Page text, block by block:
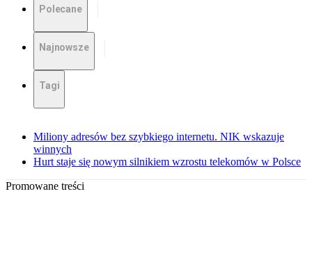
Polecane
Najnowsze
Tagi
Miliony adresów bez szybkiego internetu. NIK wskazuje
winnych
Hurt staje się nowym silnikiem wzrostu telekomów w Polsce
Promowane treści